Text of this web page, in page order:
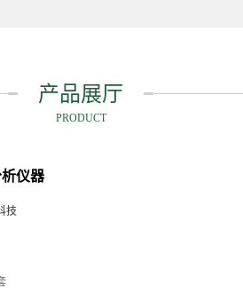
产品展厅
PRODUCT
仪器
技